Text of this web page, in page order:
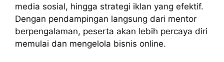
media sosial, hingga strategi iklan yang efektif.
Dengan pendampingan langsung dari mentor
berpengalaman, peserta akan lebih percaya diri
memulai dan mengelola bisnis online.